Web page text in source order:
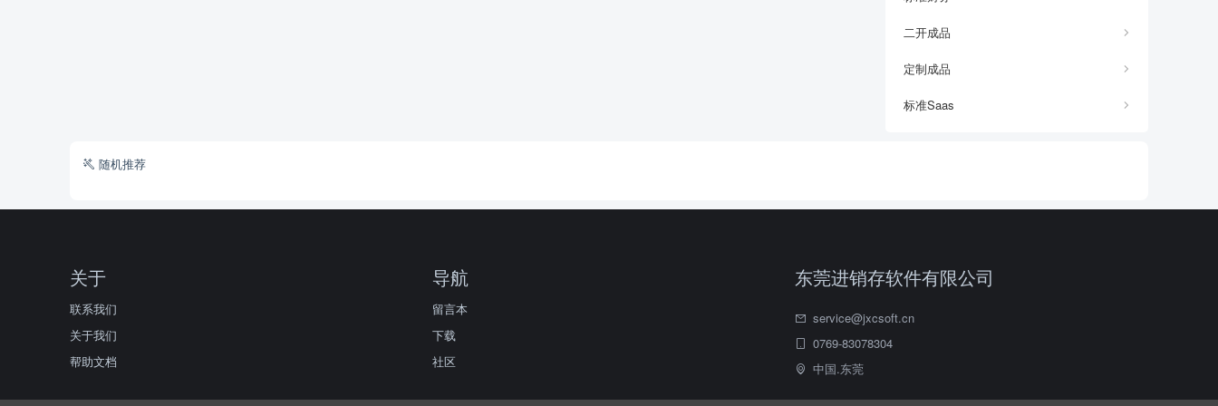
二开成品
定制成品
标准Saas
随机推荐
关于
联系我们
关于我们
帮助文档
导航
留言本
下载
社区
东莞进销存软件有限公司
service@jxcsoft.cn
0769-83078304
中国.东莞